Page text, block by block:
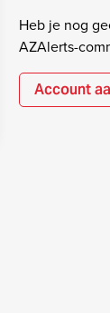
Heb je nog
AZAlerts-
Account